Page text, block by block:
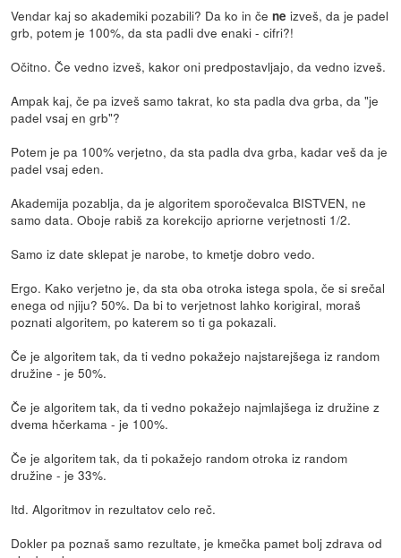
Vendar kaj so akademiki pozabili? Da ko in čene izveš, da je padel
grb, potem je 100%, da sta padli dve enaki - cifri?!
Očitno. Če vedno izveš, kakor oni predpostavljajo, da vedno izveš.
Ampak kaj, če pa izveš samo takrat, ko sta padla dva grba, da "je
padel vsaj en grb"?
Potem je pa 100% verjetno, da sta padla dva grba, kadar veš da je
padel vsaj eden.
Akademija pozablja, da je algoritem sporočevalca BISTVEN, ne
samo data. Oboje rabiš za korekcijo apriorne verjetnosti 1/2.
Samo iz date sklepat je narobe, to kmetje dobro vedo.
Ergo. Kako verjetno je, da sta oba otroka istega spola, če si srečal
enega od njiju? 50%. Da bi to verjetnost lahko korigiral, moraš
poznati algoritem, po katerem so ti ga pokazali.
Če je algoritem tak, da ti vedno pokažejo najstarejšega iz random
družine - je 50%.
Če je algoritem tak, da ti vedno pokažejo najmlajšega iz družine z
dvema hčerkama - je 100%.
Če je algoritem tak, da ti pokažejo random otroka iz random
družine - je 33%.
Itd. Algoritmov in rezultatov celo reč.
Dokler pa poznaš samo rezultate, je kmečka pamet bolj zdrava od